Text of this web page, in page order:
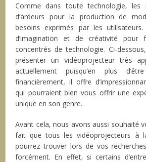
Comme dans toute technologie, les
d’ardeurs pour la production de
besoins exprimés par les
d’imagination et de créativité pour
concentrés de technologie. Ci-
présenter un vidéoprojecteur très
actuellement puisqu’en plus
financièrement, il offre
qui pourraient bien vous offrir une
unique en son genre.
Avant cela, nous avons aussi souhaité
fait que tous les vidéoprojecteurs à
pourrez trouver lors de vos
forcément. En effet, si certains